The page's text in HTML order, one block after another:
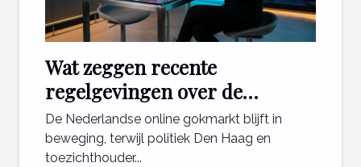
Wat zeggen recente
regelgevingen over de
toekomst van online casino's in
Nederland?
De Nederlandse online gokmarkt blijft in
beweging, terwijl politiek Den Haag en
toezichthouder...